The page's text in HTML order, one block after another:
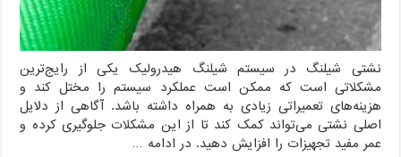
نشتی شیلنگ در سیستم شیلنگ هیدرولیک یکی از رایج‌ترین
مشکلاتی است که ممکن است عملکرد سیستم را مختل کند و
هزینه‌های تعمیراتی زیادی به همراه داشته باشد. آگاهی از دلایل
اصلی نشتی می‌تواند کمک کند تا از این مشکلات جلوگیری کرده و
عمر مفید تجهیزات را افزایش دهید. در ادامه …